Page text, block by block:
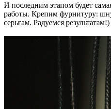
И последним этапом будет
работы. Крепим фурнитуру:
серьгам. Радуемся результатам!)